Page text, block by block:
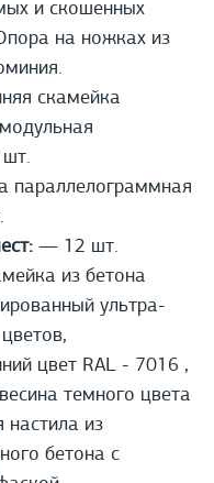
и скошенных
на ножках из
скамейка
параллелограммная
— 12 шт.
из бетона
ультра-
цвет RAL - 7016 ,
темного цвета
настила из
бетона с